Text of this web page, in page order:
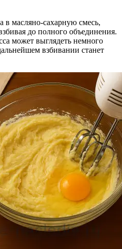
в масляно-сахарную смесь,
до полного объединения.
может выглядеть немного
взбивании станет